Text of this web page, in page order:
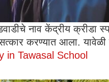
नाव केंद्रीय क्रीडा
करण्यात आला.
in Tawasal School